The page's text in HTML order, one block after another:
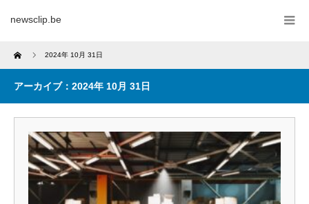
newsclip.be
Home 2024年 10月 31日
アーカイブ：2024年 10月 31日